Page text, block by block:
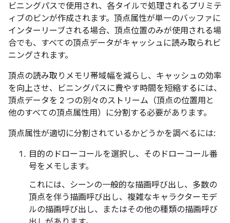
ビニングパスで使用され、各タイルで処理されるプリミテ
ィブのビンが作成されます。頂点属性が単一のバッファに
インターリーブされる場合、頂点位置のみが使用される場
合でも、すべての頂点データがキャッシュに読み取られビ
ニングされます。
頂点の読み取りメモリ帯域幅を減らし、キャッシュの効率
を向上させ、ビニングパスに費やす時間を短縮するには、
頂点データを 2 つの別々のストリーム（頂点の位置用と
他のすべての頂点属性用）に分割する必要があります。
頂点属性が適切に分割されているかどうかを調べるには:
目的のドローコールを選択し、そのドローコール番
号をメモします。
これには、シーンの一般的な描画呼び出し、多数の
頂点を伴う描画呼び出し、複雑なキャラクターモデ
ルの描画呼び出し、またはその他の種類の描画呼び